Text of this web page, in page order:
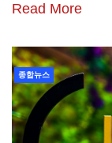
Read More
종합뉴스